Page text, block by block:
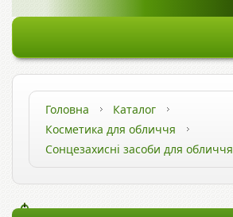
Головна
Каталог
Косметика для обличчя
Сонцезахисні засоби для обличчя